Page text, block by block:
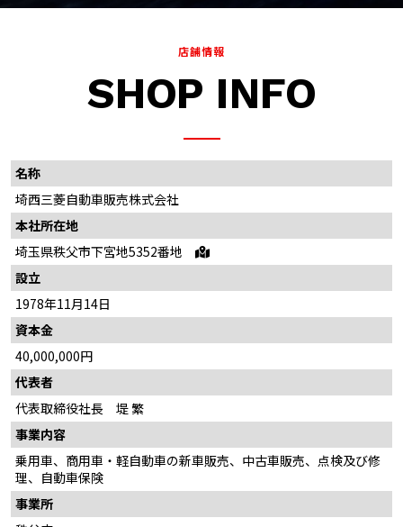
軽商用車『ミニキャブ トラック』を一部改良しました。
2024.5.16
2024.4.24
コンパクトSUV『ASX』を大幅改良し欧州で6月から販売開始
2024.4.16
新型『トライトン』が2024年「ANCAP」で最高ランクの5☆を獲得
チーム三菱ラリーアート、アジアクロスカントリーラリー2024への
参戦を発表
2024.3.26
軽商用車『ミニキャブバン』軽乗用車『タウンボックス』を一部改
良
新型『トライトン』、新型『エクスフォース』がiFデザインアワー
ド2024を受賞
2024.2.14
店舗情報
SHOP INFO
名称
埼西三菱自動車販売株式会社
本社所在地
埼玉県秩父市下宮地5352番地
設立
1978年11月14日
資本金
40,000,000円
代表者
代表取締役社長 堤 繁
事業内容
乗用車、商用車・軽自動車の新車販売、中古車販売、点検及び修
理、自動車保険
事業所